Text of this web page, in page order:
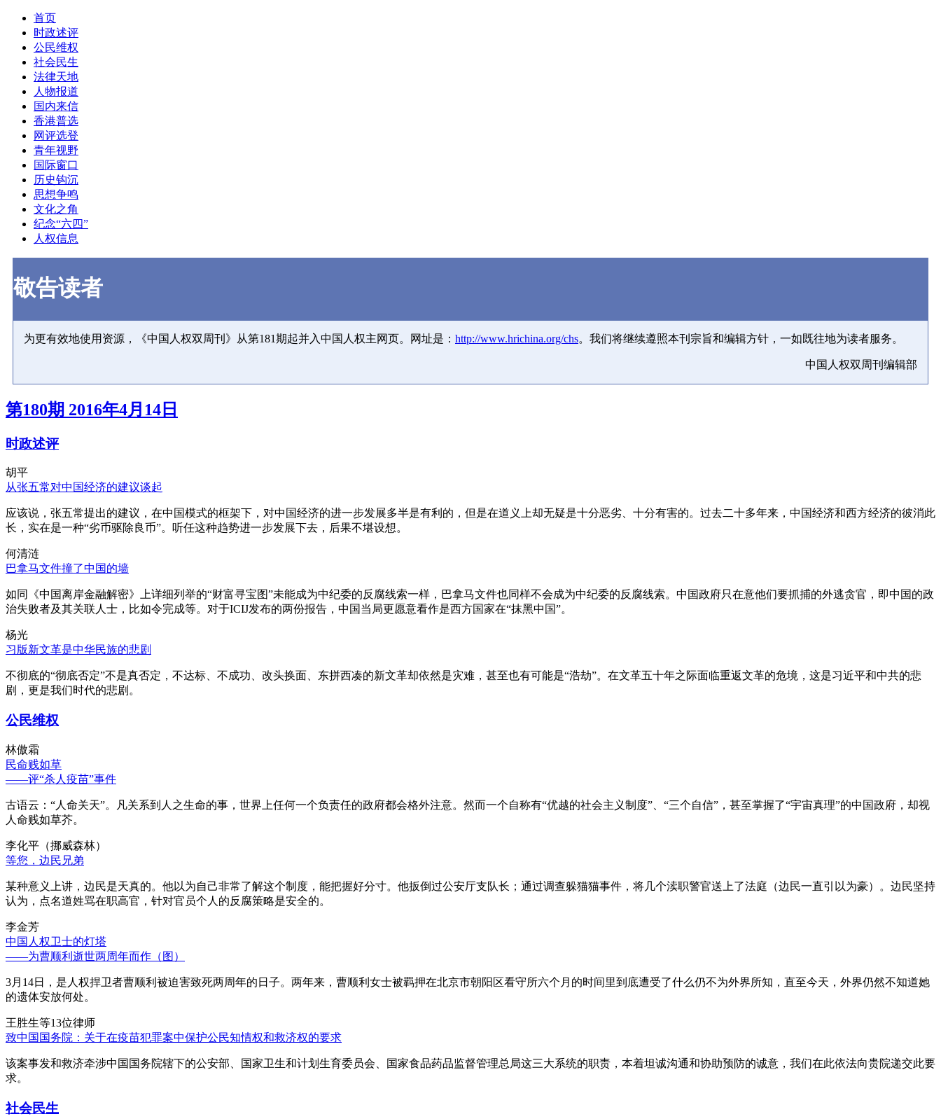
首页
时政述评
公民维权
社会民生
法律天地
人物报道
国内来信
香港普选
网评选登
青年视野
国际窗口
历史钩沉
思想争鸣
文化之角
纪念“六四”
人权信息
敬告读者
为更有效地使用资源，《中国人权双周刊》从第181期起并入中国人权主网页。网址是： http://www.hrichina.org/chs。我们将继续遵照本刊宗旨和编辑方针，一如既往地为读者服务。
中国人权双周刊编辑部
第180期 2016年4月14日
时政述评
胡平
从张五常对中国经济的建议谈起
应该说，张五常提出的建议，在中国模式的框架下，对中国经济的进一步发展多半是有利的，但是在道义上却无疑是十分恶劣、十分有害的。过去二十多年来，中国经济和西方经济的彼消此
长，实在是一种“劣币驱除良币”。听任这种趋势进一步发展下去，后果不堪设想。
何清涟
巴拿马文件撞了中国的墙
如同《中国离岸金融解密》上详细列举的“财富寻宝图”未能成为中纪委的反腐线索一样，巴拿马文件也同样不会成为中纪委的反腐线索。中国政府只在意他们要抓捕的外逃贪官，即中国的政
治失败者及其关联人士，比如令完成等。对于ICIJ发布的两份报告，中国当局更愿意看作是西方国家在“抹黑中国”。
杨光
习版新文革是中华民族的悲剧
不彻底的“彻底否定”不是真否定，不达标、不成功、改头换面、东拼西凑的新文革却依然是灾难，甚至也有可能是“浩劫”。在文革五十年之际面临重返文革的危境，这是习近平和中共的悲
剧，更是我们时代的悲剧。
公民维权
林傲霜
民命贱如草
——评“杀人疫苗”事件
古语云：“人命关天”。凡关系到人之生命的事，世界上任何一个负责任的政府都会格外注意。然而一个自称有“优越的社会主义制度”、“三个自信”，甚至掌握了“宇宙真理”的中国政府，却视
人命贱如草芥。
李化平（挪威森林）
等您，边民兄弟
某种意义上讲，边民是天真的。他以为自己非常了解这个制度，能把握好分寸。他扳倒过公安厅支队长；通过调查躲猫猫事件，将几个渎职警官送上了法庭（边民一直引以为豪）。边民坚持
认为，点名道姓骂在职高官，针对官员个人的反腐策略是安全的。
李金芳
中国人权卫士的灯塔
——为曹顺利逝世两周年而作（图）
3月14日，是人权捍卫者曹顺利被迫害致死两周年的日子。两年来，曹顺利女士被羁押在北京市朝阳区看守所六个月的时间里到底遭受了什么仍不为外界所知，直至今天，外界仍然不知道她
的遗体安放何处。
王胜生等13位律师
致中国国务院：关于在疫苗犯罪案中保护公民知情权和救济权的要求
该案事发和救济牵涉中国国务院辖下的公安部、国家卫生和计划生育委员会、国家食品药品监督管理总局这三大系统的职责，本着坦诚沟通和协助预防的诚意，我们在此依法向贵院递交此要
求。
社会民生